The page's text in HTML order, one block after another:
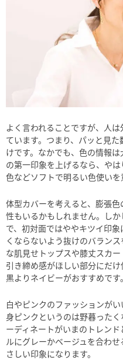
よく言われることですが、人
ています。つまり、パッと見
けです。なかでも、色の情報
の第一印象を上げるなら、や
色などソフトで明るい色使いを
体型カバーを考えると、膨張
性もいるかもしれません。し
で、初対面ではややキツイ印
くならないよう抜けのバラン
な肌見せトップスや膝丈スカ
引き締め感がほしい部分にだ
黒よりネイビーがおすすめです。
白やピンクのファッションが
身ピンクというのは野暮った
ーディネートがいまのトレン
ルにグレーかベージュを合わ
さしい印象になります。